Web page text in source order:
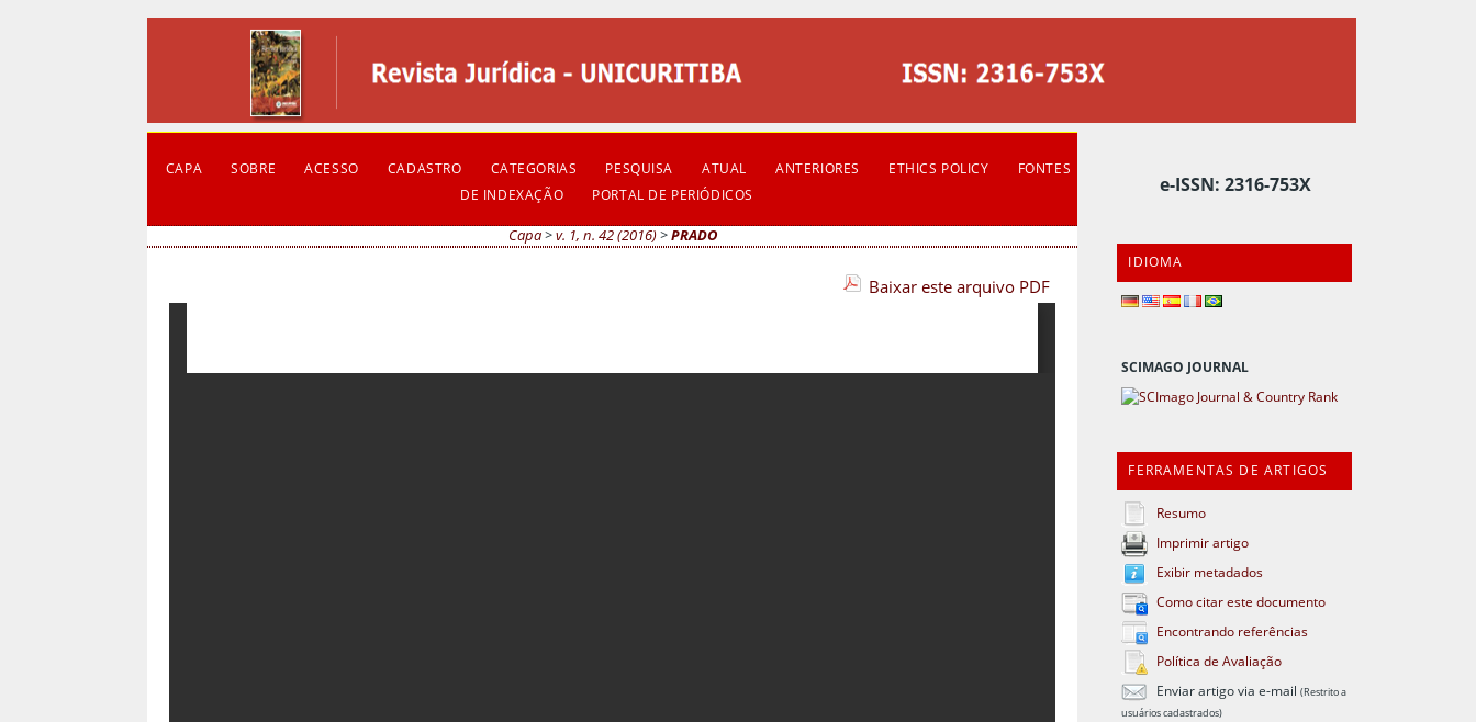
e-ISSN: 2316-753X
IDIOMA
SCIMAGO JOURNAL
FERRAMENTAS DE ARTIGOS
Resumo
Imprimir artigo
Exibir metadados
Como citar este documento
Encontrando referências
Política de Avaliação
Enviar artigo via e-mail(Restrito a
usuários cadastrados)
CAPA SOBRE ACESSO CADASTRO CATEGORIAS PESQUISA ATUAL ANTERIORES ETHICS POLICY
FONTES
DE INDEXAÇÃO
PORTAL DE PERIÓDICOS
Capa>v. 1, n. 42 (2016)>PRADO
Baixar este arquivo PDF